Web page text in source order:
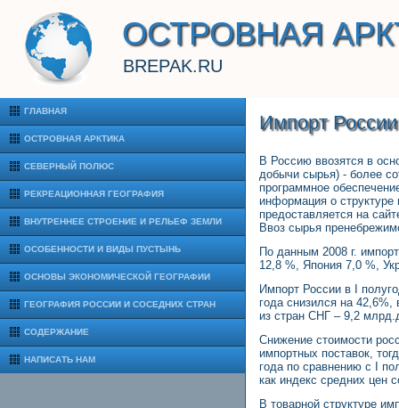
ОСТРОВНАЯ
BREPAK.RU
ГЛАВНАЯ
ОСТРОВНАЯ АРКТИКА
СЕВЕРНЫЙ ПОЛЮС
РЕКРЕАЦИОННАЯ ГЕОГРАФИЯ
ВНУТРЕННЕЕ СТРОЕНИЕ И РЕЛЬЕФ ЗЕМЛИ
ОСОБЕННОСТИ И ВИДЫ ПУСТЫНЬ
ОСНОВЫ ЭКОНОМИЧЕСКОЙ ГЕОГРАФИИ
ГЕОГРАФИЯ РОССИИ И СОСЕДНИХ СТРАН
СОДЕРЖАНИЕ
НАПИСАТЬ НАМ
Импорт России
В Россию ввозятся в
добычи сырья) - более
программное
информация о
предоставляется на
Ввоз сырья
По данным 2008 г.
12,8 %, Япония 7,0 %,
Импорт России в I
года снизился на
из стран СНГ – 9,2
Снижение стоимости
импортных поставок,
года по сравнению с I
как индекс средних цен
В товарной структуре